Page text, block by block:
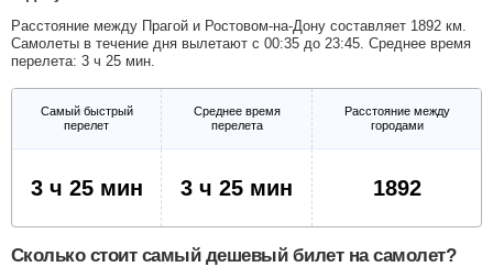
Расстояние между Прагой и Ростовом-на-Дону составляет 1892 км.
Самолеты в течение дня вылетают с 00:35 до 23:45. Среднее время
перелета: 3 ч 25 мин.
Самый быстрый
перелет
Среднее время
перелета
Расстояние между
городами
3 ч 25 мин 3 ч 25 мин 1892
Сколько стоит самый дешевый билет на самолет?